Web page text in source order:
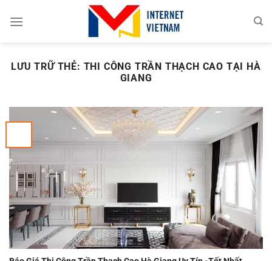
đến
LƯU TRỮ THẺ: THI CÔNG TRẦN THẠCH CAO TẠI HÀ
GIANG